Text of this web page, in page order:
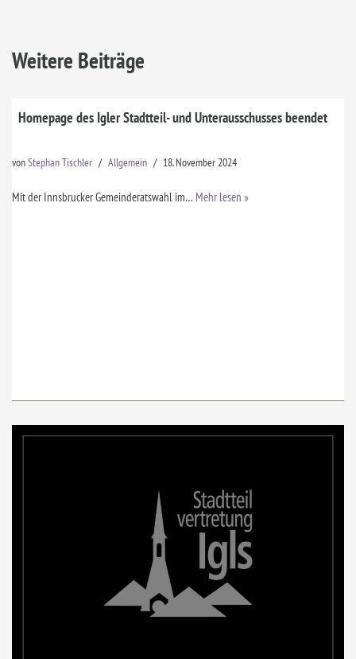
Weitere Beiträge
Homepage des Igler Stadtteil- und Unterausschusses beendet
vonStephan Tischler Allgemein 18. November 2024
Mit der Innsbrucker Gemeinderatswahl im… Mehr lesen »